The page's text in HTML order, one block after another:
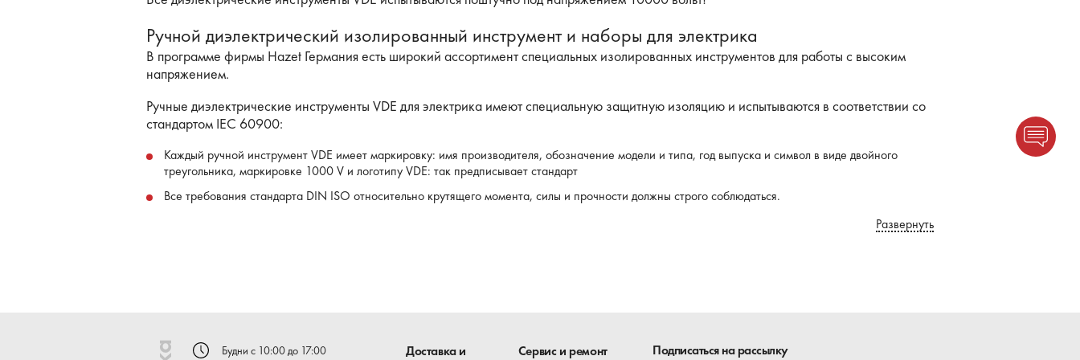
Ручной диэлектрический изолированный инструмент и наборы для электрика
В программе фирмы Hazet Германия есть широкий ассортимент специальных изолированных инструментов для работы с высоким
напряжением.
Ручные диэлектрические инструменты VDE для электрика имеют специальную защитную изоляцию и испытываются в соответствии со
стандартом IEC 60900:
Каждый ручной инструмент VDE имеет маркировку: имя производителя, обозначение модели и типа, год выпуска и символ в виде двойного
треугольника, маркировке 1000 V и логотипу VDE: так предписывает стандарт
Все требования стандарта DIN ISO относительно крутящего момента, силы и прочности должны строго соблюдаться.
Инструменты VDE HAZET имеют двухцветную многослойную защитную изоляцию: наружный изолирующий слой красного цвета и внутренний
Все инструменты VDE испытываются поштучно под напряжением 10000 вольт!
Развернуть
Будни с 10:00 до 17:00
Доставка и
Сервис и ремонт Подписаться на рассылку